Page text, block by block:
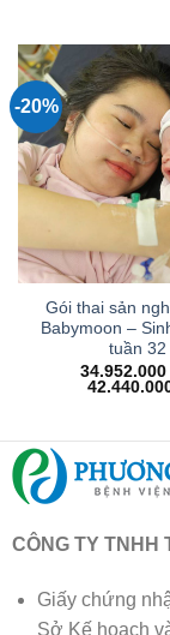
-20%
Gói thai sản
Babymoon –
tuần 32
34.952.000
CÔNG TY TNHH
Giấy chứng
Sở Kế hoạch